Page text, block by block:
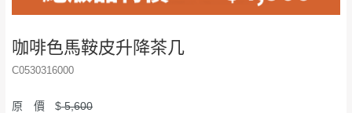
咖啡色馬鞍皮升降茶几
C0530316000
原 價 $5,600